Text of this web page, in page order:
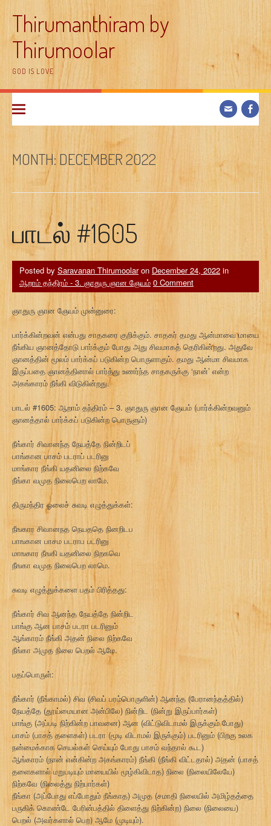
contentThirumanthiram by
Thirumoolar
GOD IS LOVE
MONTH: DECEMBER 2022
பாடல் #1605
Posted by Saravanan Thirumoolaron December 24, 2022 in
ஆறாம் தந்திரம் - 3. ஞாதுரு ஞான ஞேயம் 0 Comment
ஞாதுரு ஞான ஞேயம் முன்னுரை:
பார்க்கின்றவன் என்பது சாதகரை குறிக்கும். சாதகர் தமது ஆன்மாவை மாயை
நீங்கிய ஞானத்தோடு பார்க்கும் போது அது சிவமாகத் தெரிகின்றது. அதுவே
ஞானத்தின் மூலம் பார்க்கப் படுகின்ற பொருளாகும். தமது ஆன்மா சிவமாக
இருப்பதை ஞானத்தினால் பார்த்து உணர்ந்த சாதகருக்கு ‘நான்’ என்ற
அகங்காரம் நீங்கி விடுகின்றது.
பாடல் #1605: ஆறாம் தந்திரம் – 3. ஞாதுரு ஞான ஞேயம் (பார்க்கின்றவனும்
ஞானத்தால் பார்க்கப் படுகின்ற பொருளும்)
நீங்கார் சிவானந்த நேயத்தே நின்றிடப்
பாங்கான பாசம் படராப் படரினு
மாங்கார நீங்கி யதனிலை நிற்கவே
நீங்கா வமுத நிலைபெற லாமே.
திருமந்திர ஓலைச் சுவடி எழுத்துக்கள்:
நீஙகார சிவானநத நெயததெ நினறிடப
பாஙகான பாசம படராப படரினு
மாஙகார நீஙகி யதனிலை நிறகவெ
நீஙகா வமுத நிலைபெற லாமெ.
சுவடி எழுத்துக்களை பதம் பிரித்தது:
நீங்கார் சிவ ஆனந்த நேயத்தே நின்றிட
பாங்கு ஆன பாசம் படரா படரினும்
ஆங்காரம் நீங்கி அதன் நிலை நிற்கவே
நீங்கா அமுத நிலை பெறல் ஆமே.
பதப்பொருள்:
நீங்கார் (நீங்காமல்) சிவ (சிவப் பரம்பொருளின்) ஆனந்த (பேரானந்தத்தில்)
நேயத்தே (தூய்மையான அன்பிலே) நின்றிட (நின்று இருப்பார்கள்)
பாங்கு (அப்படி நிற்கின்ற பாவனை) ஆன (விட்டுவிடாமல் இருக்கும் போது)
பாசம் (பாசத் தளைகள்) படரா (மூடி விடாமல் இருக்கும்) படரினும் (பிறகு உலக
நன்மைக்காக செயல்கள் செய்யும் போது பாசம் வந்தால் கூட)
ஆங்காரம் (நான் என்கின்ற அகங்காரம்) நீங்கி (நீங்கி விட்டதால்) அதன் (பாசத்
தளைகளால் மறுபடியும் மாயையில் மூழ்கிவிடாத) நிலை (நிலையிலேயே)
நிற்கவே (நிலைத்து நிற்பார்கள்)
நீங்கா (அப்போது எப்போதும் நீங்காத) அமுத (சமாதி நிலையில் அமிழ்தத்தை
பருகிக் கொண்டே பேரின்பத்தில் திளைத்து நிற்கின்ற) நிலை (நிலையை)
பெறல் (அவர்களால் பெற) ஆமே (முடியும்).